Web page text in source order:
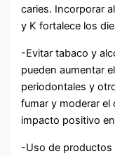
caries. Incorporar
y K fortalece los
-Evitar tabaco y
pueden aumentar
periodontales y
fumar y moderar el
impacto positivo
-Uso de productos